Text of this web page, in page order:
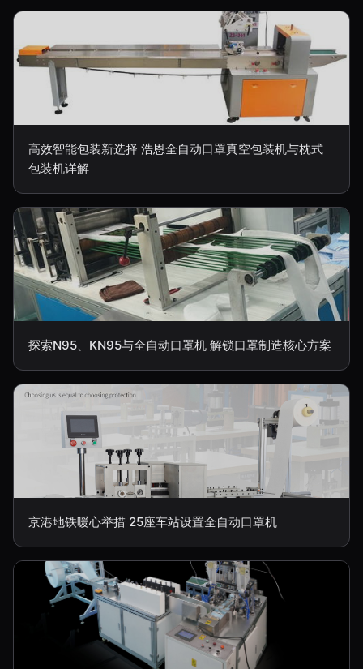
高效智能包装新选择 浩恩全自动口罩真空包装机与枕式
包装机详解
探索N95、KN95与全自动口罩机 解锁口罩制造核心方案
京港地铁暖心举措 25座车站设置全自动口罩机